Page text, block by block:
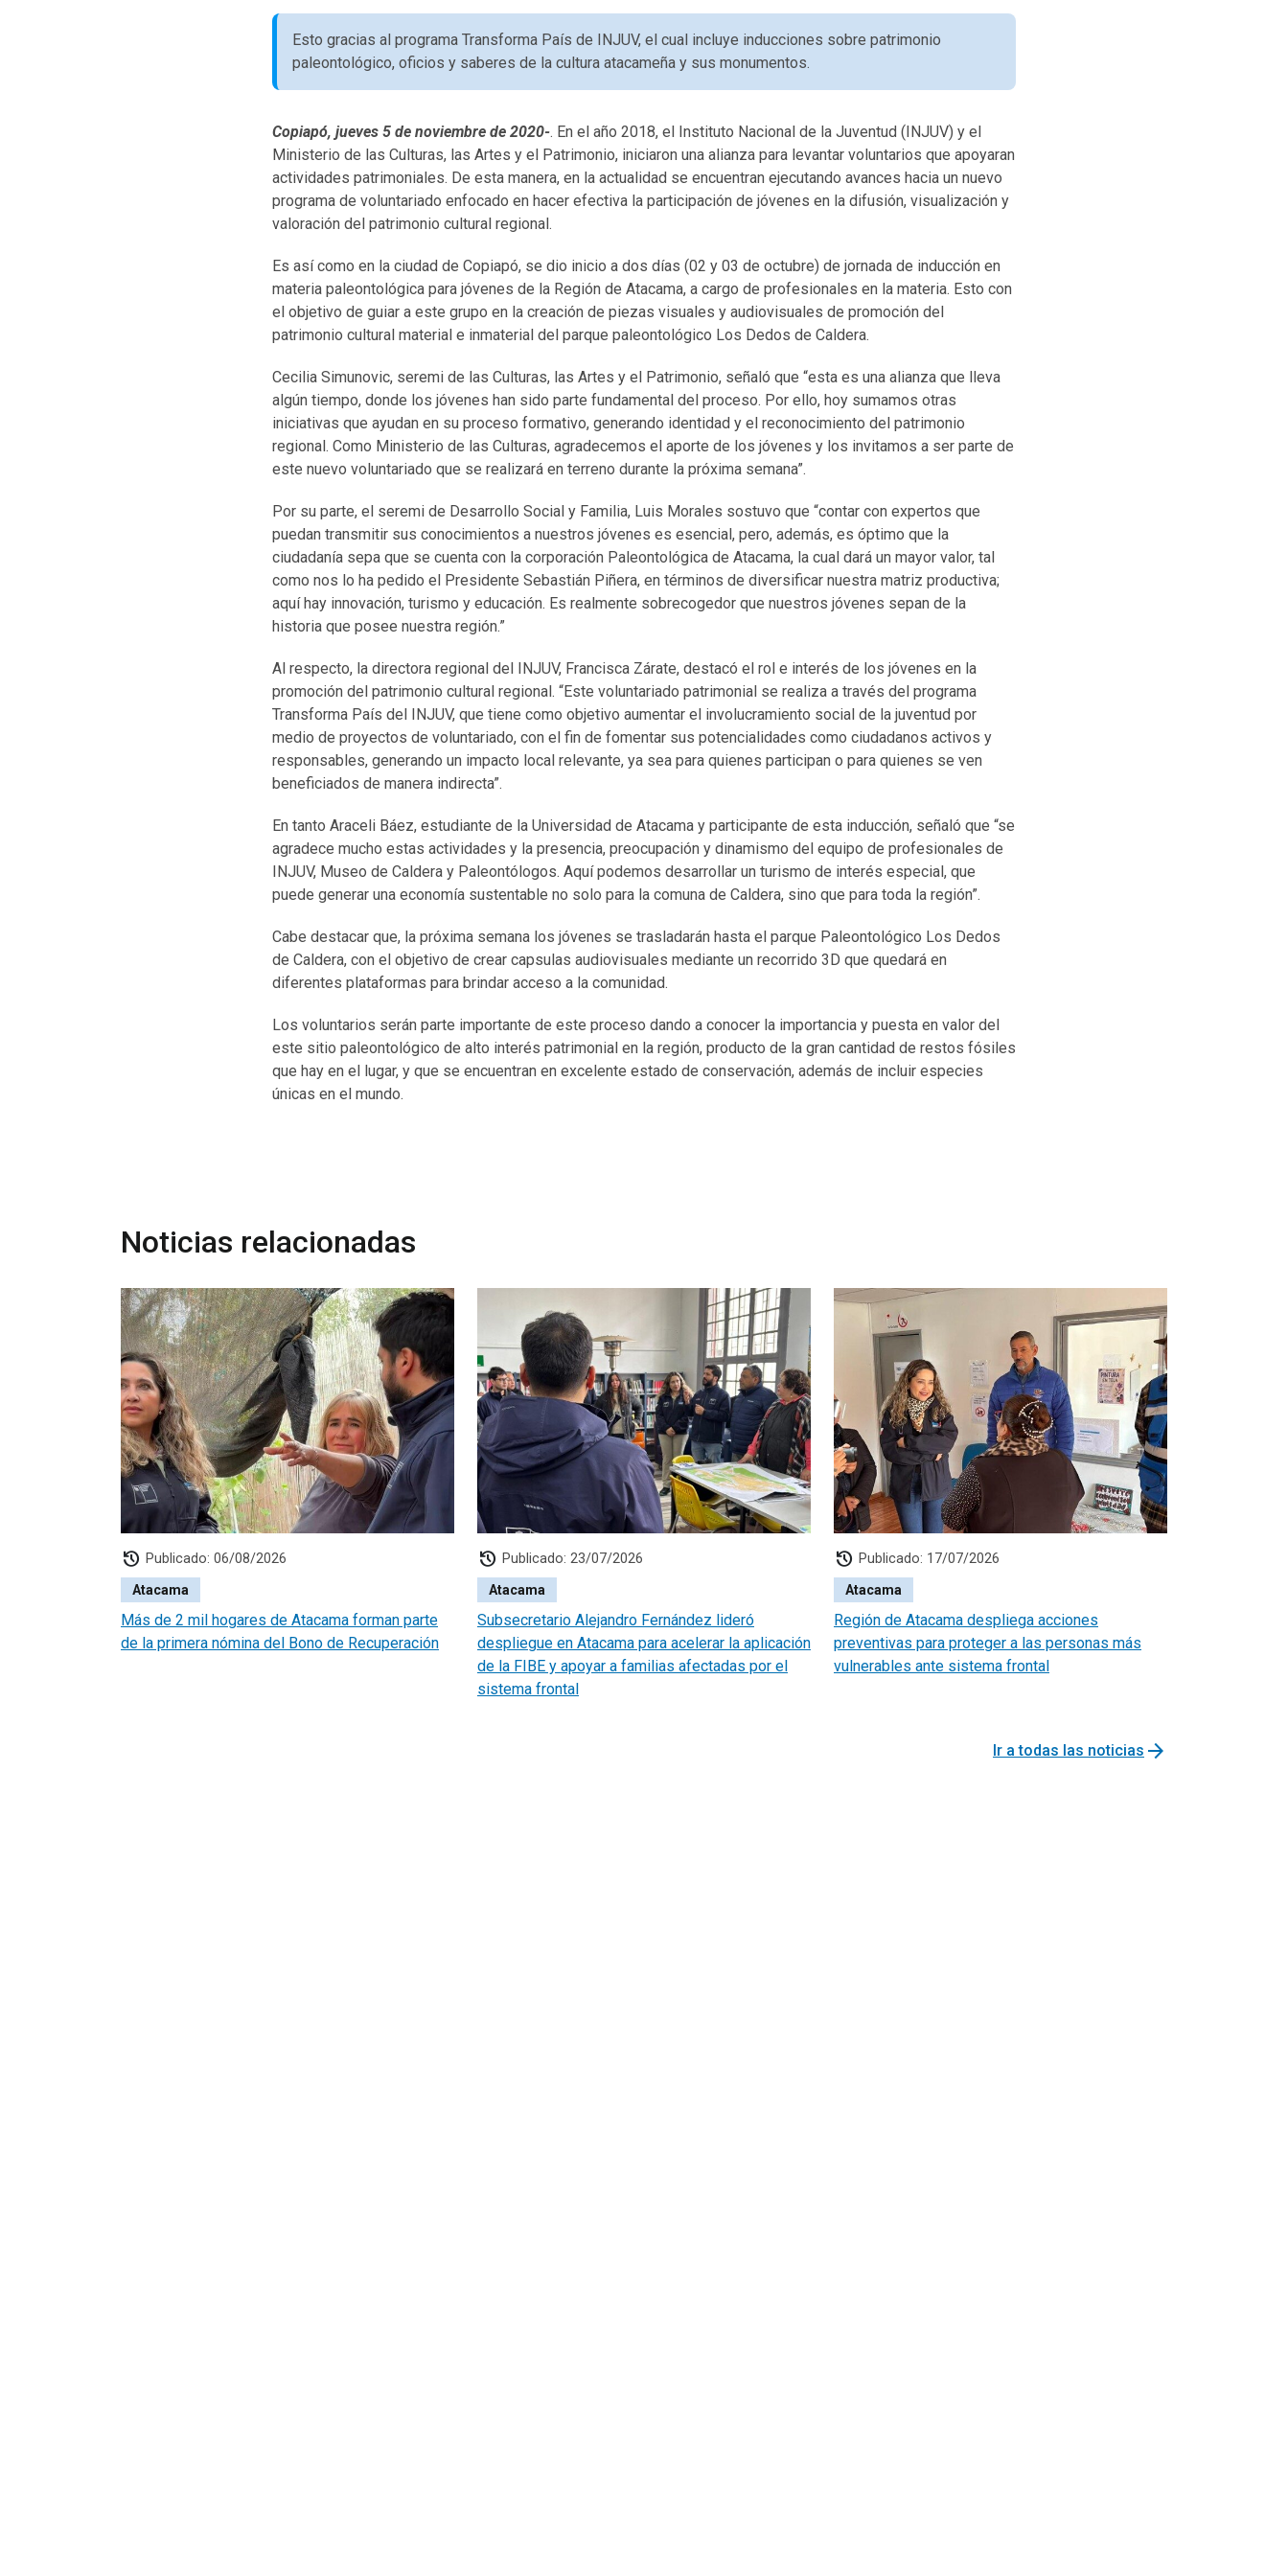
Esto gracias al programa Transforma País de INJUV, el cual incluye inducciones sobre patrimonio
paleontológico, oficios y saberes de la cultura atacameña y sus monumentos.
Copiapó, jueves 5 de noviembre de 2020-. En el año 2018, el Instituto Nacional de la Juventud (INJUV) y el
Ministerio de las Culturas, las Artes y el Patrimonio, iniciaron una alianza para levantar voluntarios que apoyaran
actividades patrimoniales. De esta manera, en la actualidad se encuentran ejecutando avances hacia un nuevo
programa de voluntariado enfocado en hacer efectiva la participación de jóvenes en la difusión, visualización y
valoración del patrimonio cultural regional.
Es así como en la ciudad de Copiapó, se dio inicio a dos días (02 y 03 de octubre) de jornada de inducción en
materia paleontológica para jóvenes de la Región de Atacama, a cargo de profesionales en la materia. Esto con
el objetivo de guiar a este grupo en la creación de piezas visuales y audiovisuales de promoción del
patrimonio cultural material e inmaterial del parque paleontológico Los Dedos de Caldera.
Cecilia Simunovic, seremi de las Culturas, las Artes y el Patrimonio, señaló que “esta es una alianza que lleva
algún tiempo, donde los jóvenes han sido parte fundamental del proceso. Por ello, hoy sumamos otras
iniciativas que ayudan en su proceso formativo, generando identidad y el reconocimiento del patrimonio
regional. Como Ministerio de las Culturas, agradecemos el aporte de los jóvenes y los invitamos a ser parte de
este nuevo voluntariado que se realizará en terreno durante la próxima semana”.
Por su parte, el seremi de Desarrollo Social y Familia, Luis Morales sostuvo que “contar con expertos que
puedan transmitir sus conocimientos a nuestros jóvenes es esencial, pero, además, es óptimo que la
ciudadanía sepa que se cuenta con la corporación Paleontológica de Atacama, la cual dará un mayor valor, tal
como nos lo ha pedido el Presidente Sebastián Piñera, en términos de diversificar nuestra matriz productiva;
aquí hay innovación, turismo y educación. Es realmente sobrecogedor que nuestros jóvenes sepan de la
historia que posee nuestra región.”
Al respecto, la directora regional del INJUV, Francisca Zárate, destacó el rol e interés de los jóvenes en la
promoción del patrimonio cultural regional. “Este voluntariado patrimonial se realiza a través del programa
Transforma País del INJUV, que tiene como objetivo aumentar el involucramiento social de la juventud por
medio de proyectos de voluntariado, con el fin de fomentar sus potencialidades como ciudadanos activos y
responsables, generando un impacto local relevante, ya sea para quienes participan o para quienes se ven
beneficiados de manera indirecta”.
En tanto Araceli Báez, estudiante de la Universidad de Atacama y participante de esta inducción, señaló que “se
agradece mucho estas actividades y la presencia, preocupación y dinamismo del equipo de profesionales de
INJUV, Museo de Caldera y Paleontólogos. Aquí podemos desarrollar un turismo de interés especial, que
puede generar una economía sustentable no solo para la comuna de Caldera, sino que para toda la región”.
Cabe destacar que, la próxima semana los jóvenes se trasladarán hasta el parque Paleontológico Los Dedos
de Caldera, con el objetivo de crear capsulas audiovisuales mediante un recorrido 3D que quedará en
diferentes plataformas para brindar acceso a la comunidad.
Los voluntarios serán parte importante de este proceso dando a conocer la importancia y puesta en valor del
este sitio paleontológico de alto interés patrimonial en la región, producto de la gran cantidad de restos fósiles
que hay en el lugar, y que se encuentran en excelente estado de conservación, además de incluir especies
únicas en el mundo.
Noticias relacionadas
history Publicado: 06/08/2026
Atacama
Más de 2 mil hogares de Atacama forman parte
de la primera nómina del Bono de Recuperación
history Publicado: 23/07/2026
Atacama
Subsecretario Alejandro Fernández lideró
despliegue en Atacama para acelerar la aplicación
de la FIBE y apoyar a familias afectadas por el
sistema frontal
history Publicado: 17/07/2026
Atacama
Región de Atacama despliega acciones
preventivas para proteger a las personas más
vulnerables ante sistema frontal
Ir a todas las noticias arrow_forward